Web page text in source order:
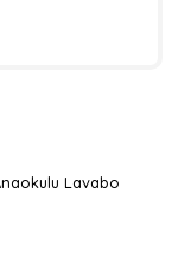
Lavabo